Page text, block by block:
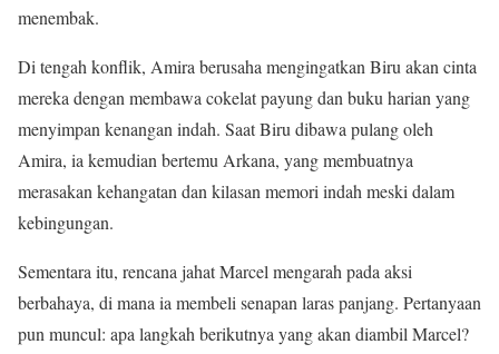
menembak.
Di tengah konflik, Amira berusaha mengingatkan Biru akan cinta
mereka dengan membawa cokelat payung dan buku harian yang
menyimpan kenangan indah. Saat Biru dibawa pulang oleh
Amira, ia kemudian bertemu Arkana, yang membuatnya
merasakan kehangatan dan kilasan memori indah meski dalam
kebingungan.
Sementara itu, rencana jahat Marcel mengarah pada aksi
berbahaya, di mana ia membeli senapan laras panjang. Pertanyaan
pun muncul: apa langkah berikutnya yang akan diambil Marcel?